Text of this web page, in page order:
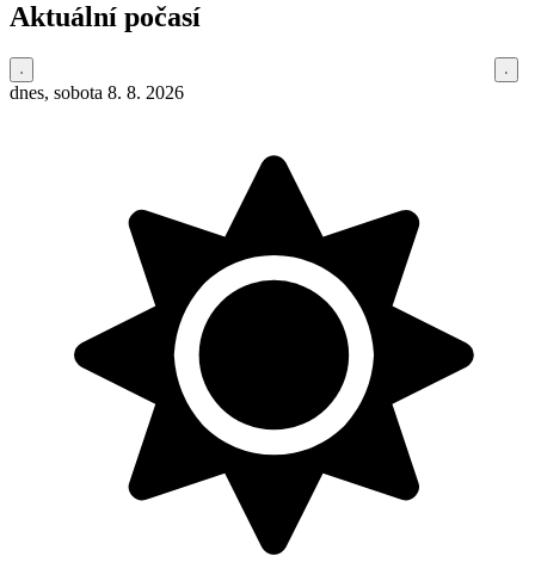
Aktuální počasí
dnes, sobota 8. 8. 2026